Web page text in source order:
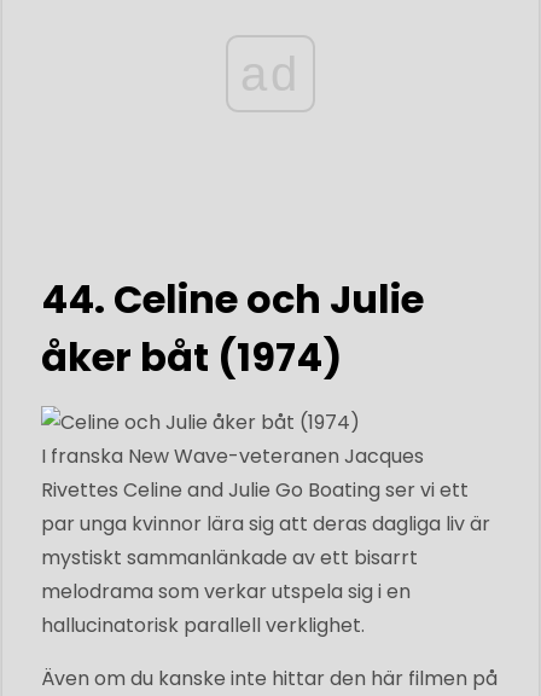
ad
44. Celine och Julie
åker båt (1974)
I franska New Wave-veteranen Jacques
Rivettes Celine and Julie Go Boating ser vi ett
par unga kvinnor lära sig att deras dagliga liv är
mystiskt sammanlänkade av ett bisarrt
melodrama som verkar utspela sig i en
hallucinatorisk parallell verklighet.
Även om du kanske inte hittar den här filmen på